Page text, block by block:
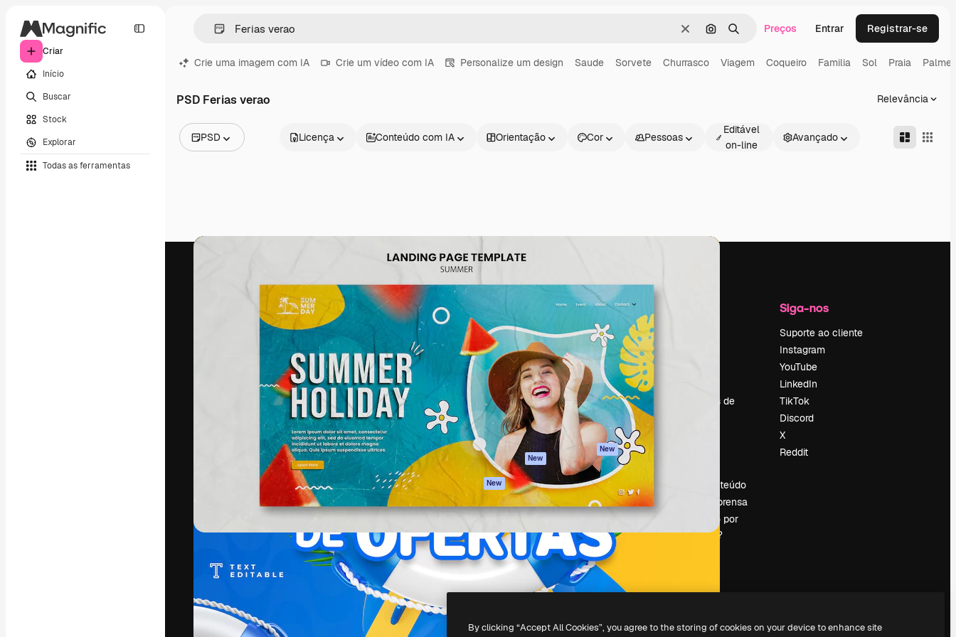
Criar
Início
Buscar
Stock
Explorar
Todas as ferramentas
LimparPesquisar por imagem
BuscarPreços Entrar Registrar-se
Crie uma imagem com IA Crie um vídeo com IA Personalize um design Saude Sorvete Churrasco Viagem Coqueiro Familia Sol Praia
PSD Ferias verao Relevância
PSD
Vídeos
Licença Conteúdo com IA Orientação Cor Pessoas
Editável
on-line
Avançado
A plataforma criativa para você direcionar
seu melhor trabalho. Mais de 1 milhão de
assinantes entre criativos, empresas,
agências e estúdios.
Português
Produtos
Spaces
Assistente de IA
Gerador de
imagens
Gerador de vídeos
Texto para voz
Conteúdo de stock
MCP para
Claude/ChatGPT
New
Agentes New
API
App móvel
Todas as
ferramentas
Começar
Academy
Documentação
Atendimento
Termos e
condições
Política de
privacidade
Originais New
Política de cookies
Central de
confiabilidade
Afiliados
Empresas
Tendências de
Vender conteúdo
Sala de imprensa
Procurando por
magnific.ai?
Siga-nos
Suporte ao cliente
Instagram
YouTube
LinkedIn
TikTok
Discord
X
Reddit
Freepik Company S.L.U. Todos os direitos reservados.
By clicking “Accept All Cookies”, you agree to the storing of cookies on your device to enhance site